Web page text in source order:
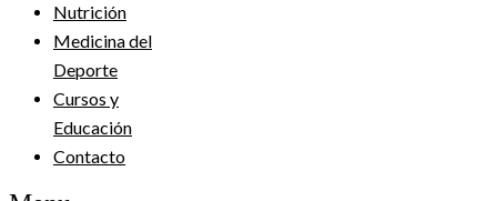
Nutrición
Medicina del
Deporte
Cursos y
Educación
Contacto